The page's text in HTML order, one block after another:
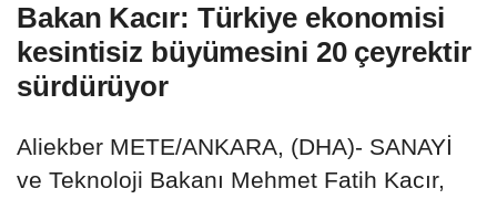
Bakan Kacır: Türkiye ekonomisi
kesintisiz büyümesini 20 çeyrektir
sürdürüyor
Aliekber METE/ANKARA, (DHA)- SANAYİ
ve Teknoloji Bakanı Mehmet Fatih Kacır,